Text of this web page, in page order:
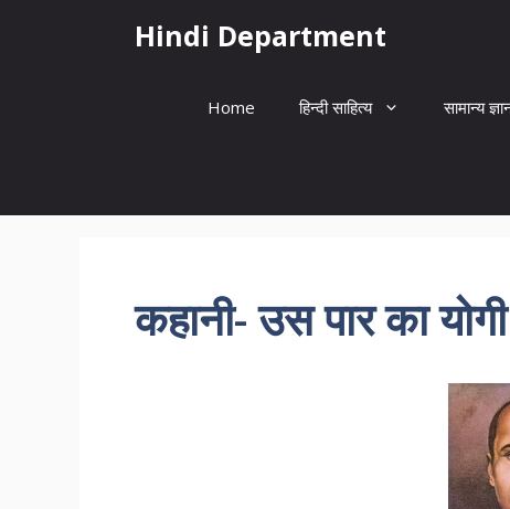
Hindi Department
Home हिन्दी साहित्य सामान्य
कहानी- उस पार का योगी